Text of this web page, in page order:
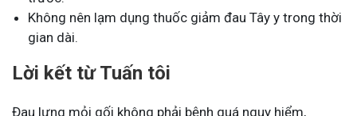
Không nên lạm dụng thuốc giảm đau Tây y trong thời
gian dài.
Lời kết từ Tuấn tôi
Đau lưng mỏi gối không phải bệnh quá nguy hiểm,